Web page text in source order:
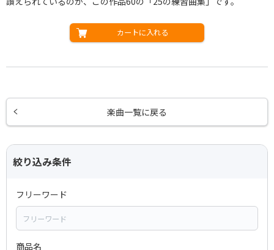
カートに入れる
楽曲一覧に戻る
絞り込み条件
フリーワード
商品名